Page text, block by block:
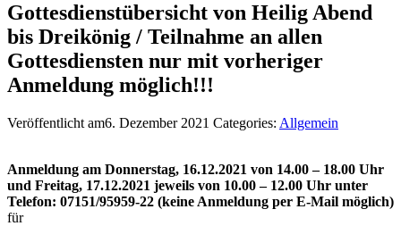
Gottesdienstübersicht von Heilig Abend
bis Dreikönig / Teilnahme an allen
Gottesdiensten nur mit vorheriger
Anmeldung möglich!!!
Veröffentlicht am6. Dezember 2021 Categories: Allgemein
Anmeldung am Donnerstag, 16.12.2021 von 14.00 – 18.00 Uhr
und Freitag, 17.12.2021 jeweils von 10.00 – 12.00 Uhr unter
Telefon: 07151/95959-22 (keine Anmeldung per E-Mail möglich)
für